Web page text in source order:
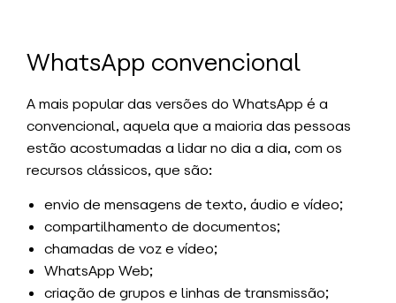
WhatsApp convencional
A mais popular das versões do WhatsApp é a
convencional, aquela que a maioria das pessoas
estão acostumadas a lidar no dia a dia, com os
recursos clássicos, que são:
envio de mensagens de texto, áudio e vídeo;
compartilhamento de documentos;
chamadas de voz e vídeo;
WhatsApp Web;
criação de grupos e linhas de transmissão;